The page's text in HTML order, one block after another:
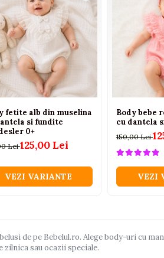
fetite alb din muselina
si fundite
0+
Lei125,00 Lei
VEZI VARIANTE
Body bebe
cu dantela
150,00 Lei
VEZI
de pe Bebelul.ro. Alege body-uri cu
sau ocazii speciale.